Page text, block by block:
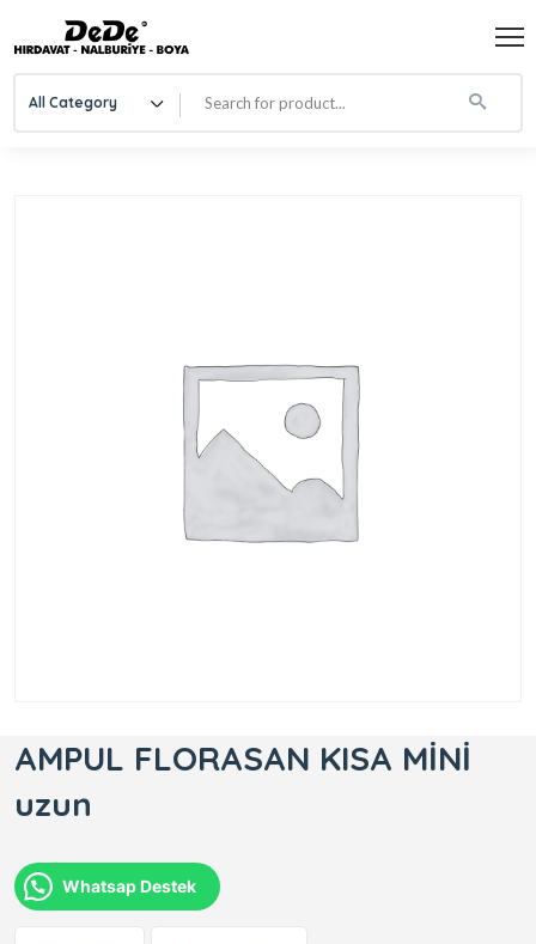
All Category
AMPUL FLORASAN KISA MİNİ
uzun
Whatsap Destek